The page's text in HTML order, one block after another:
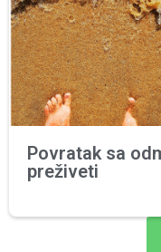
Povratak sa
preživeti